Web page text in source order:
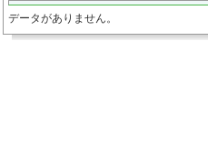
データがありません。